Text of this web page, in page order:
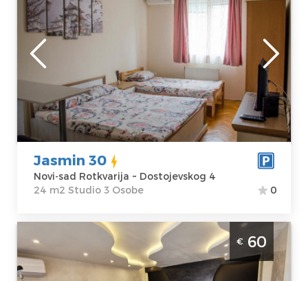
Novi-sad
Lokacija:Novi-
sad Rotkvarija
Adresa:
Dostojevskog 4
Cena38 €
Kvadratura :
24
m2
Struktura :
Studio
Jasmin 30
Novi-sad Rotkvarija ~ Dostojevskog 4
24 m2 Studio 3 Osobe
0
Dvosoban Apartman Brand New Lux Novi
Sad Rotkvarija je moderno uredjen stan na
dan u mirnom i lepom delu Novog Sada
€ 60